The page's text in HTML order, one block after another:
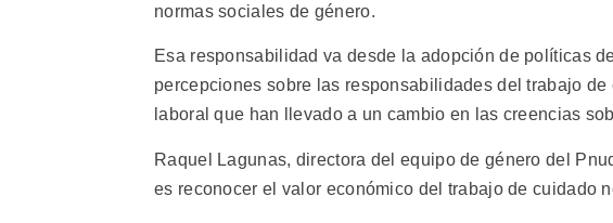
normas sociales de género.
Esa responsabilidad va desde la adopción de políticas
percepciones sobre las responsabilidades del trabajo
laboral que han llevado a un cambio en las creencias
Raquel Lagunas, directora del equipo de género del
es reconocer el valor económico del trabajo de cuidado